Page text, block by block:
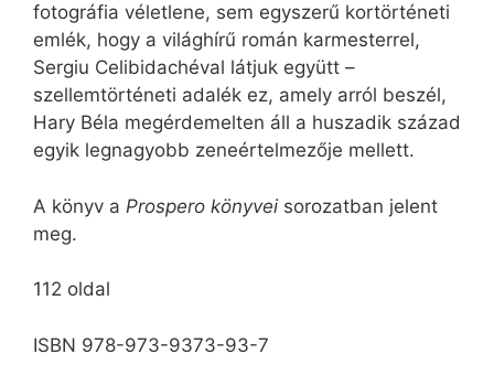
fotográfia véletlene, sem egyszerű kortörténeti
emlék, hogy a világhírű román karmesterrel,
Sergiu Celibidachéval látjuk együtt –
szellemtörténeti adalék ez, amely arról beszél,
Hary Béla megérdemelten áll a huszadik század
egyik legnagyobb zeneértelmezője mellett.
A könyv a Prospero könyvei sorozatban jelent
meg.
112 oldal
ISBN 978-973-9373-93-7